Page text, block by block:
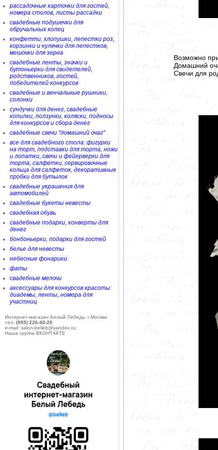
рассадочные карточки для гостей,
номера столов, листы рассадки
свадебные подушечки для
обручальных колец
конфетти, хлопушки, лепестки роз,
корзинки и кулечки для лепестков,
мешочки для зерна
свадебные ленты, значки и
бутоньерки для свидетелей,
родственников, гостей,
победителей конкурсов
свадебные и венчальные рушники,
солонки
сундучки для денег, свадебные
копилки, ползунки, коляски, подносы
для конкурсов и сбора денег
свадебные свечи "домашний очаг"
все для свадебного стола: фигурки
на торт, подставки для торта, ножи
и лопатки, свечи и фейерверки для
торта, салфетки, сервировочные
кольца для салфеток, декоративные
пробки для бутылок
свадебные украшения для
автомобилей
свадебные букеты невесты
свадебная обувь
свадебные подарки, конверты для
денег
бонбоньерки, подарки для гостей
белье для невесты
небесные фонарики
фаты
свадебные мелочи
аксессуары для конкурсов красоты:
диадемы, ленты, номера для
участниц
Интернет-магазин Белый Лебедь, г.Москва
тел: (985) 226-40-20
e-mail: salon-belleb@yandex.ru;
Наша группа ВКОНТАКТЕ
Возможно
Домашний
Свечи для